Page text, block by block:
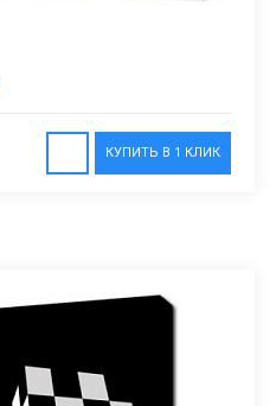
КУПИТЬ В 1 КЛИК